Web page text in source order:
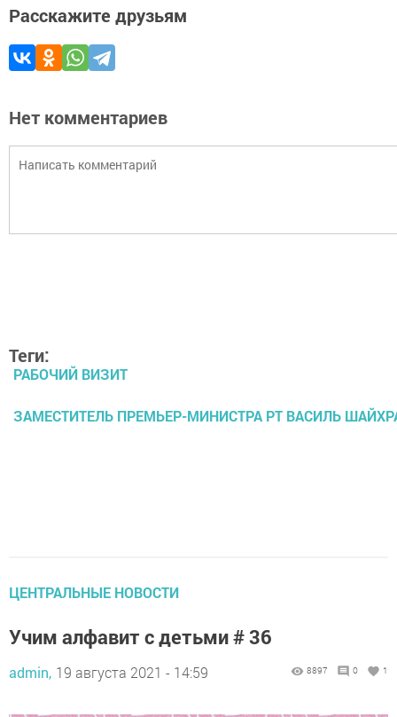
Расскажите друзьям
Нет комментариев
Теги:
РАБОЧИЙ ВИЗИТ
ЗАМЕСТИТЕЛЬ ПРЕМЬЕР-МИНИСТРА РТ ВАСИЛЬ
ЦЕНТРАЛЬНЫЕ НОВОСТИ
Учим алфавит с детьми # 36
admin, 19 августа 2021 - 14:59 8897 0 1